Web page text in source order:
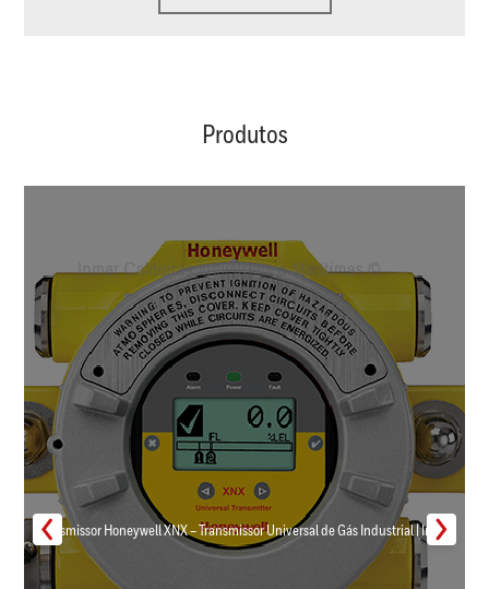
Produtos
Transmissor Honeywell XNX – Transmissor Universal de Gás Industrial | Inmar